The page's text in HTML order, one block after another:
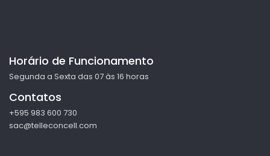
Horário de Funcionamento
Segunda a Sexta das 07 às 16 horas
Contatos
+595 983 600 730
sac@telleconcell.com